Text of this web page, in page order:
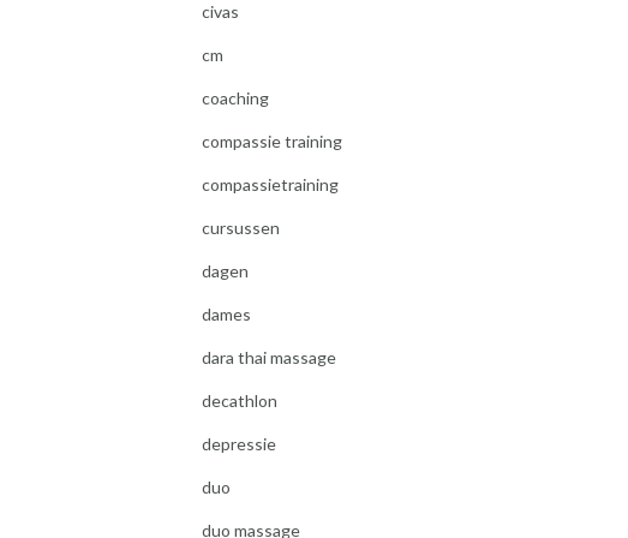
civas
cm
coaching
compassie training
compassietraining
cursussen
dagen
dames
dara thai massage
decathlon
depressie
duo
duo massage